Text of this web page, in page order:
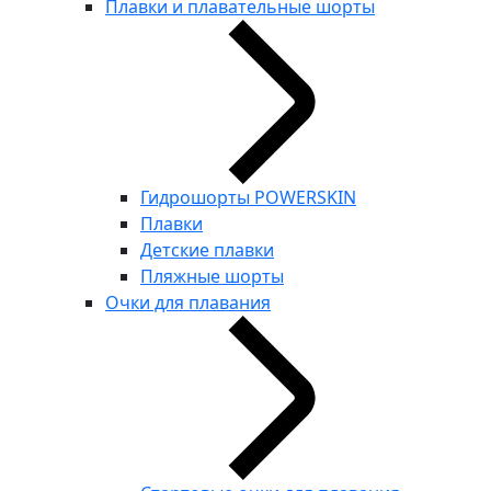
Плавки и плавательные шорты
Гидрошорты POWERSKIN
Плавки
Детские плавки
Пляжные шорты
Очки для плавания